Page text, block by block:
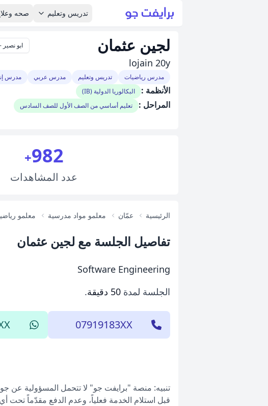
تدريس وتعليم صحه
لجين عثمان ابو
lojain 20y
مدرس رياضيات تدريس وتعليم مدرس عربي مدرس
الأنظمة : البكالوريا الدولية (IB)
المراحل : تعليم أساسي من الصف الأول للصف السادس
982
+
عدد المشاهدات
الرئيسية عمّان معلمو مواد مدرسية معلمو
تفاصيل الجلسة مع لجين عثمان
Software Engineering
الجلسة لمدة 50 دقيقة .
07919183XX
تنبيه: منصة "برايفت جو" لا تتحمل المسؤولية عن
قبل استلام الخدمة فعلياً، وعدم الدفع مقدّماً